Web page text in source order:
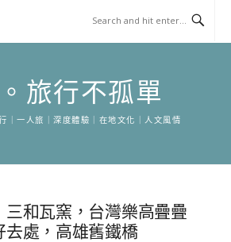
旅行不孤單
｜一人旅｜深度體驗｜在地文化｜人文風情
三和瓦窯，台灣樂高疊疊
去處，高雄舊鐵橋